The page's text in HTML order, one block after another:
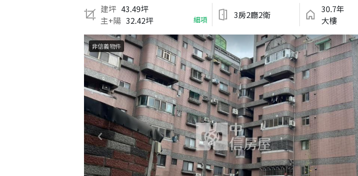
建坪 43.49坪
主+陽 32.42坪 細項 3房2廳2衛
30.7年
大樓
非信義物件